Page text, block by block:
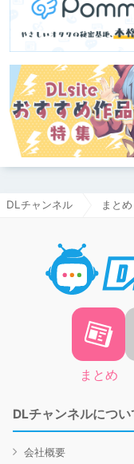
DLチャンネル まとめ
まとめ
DLチャンネルについ
会社概要